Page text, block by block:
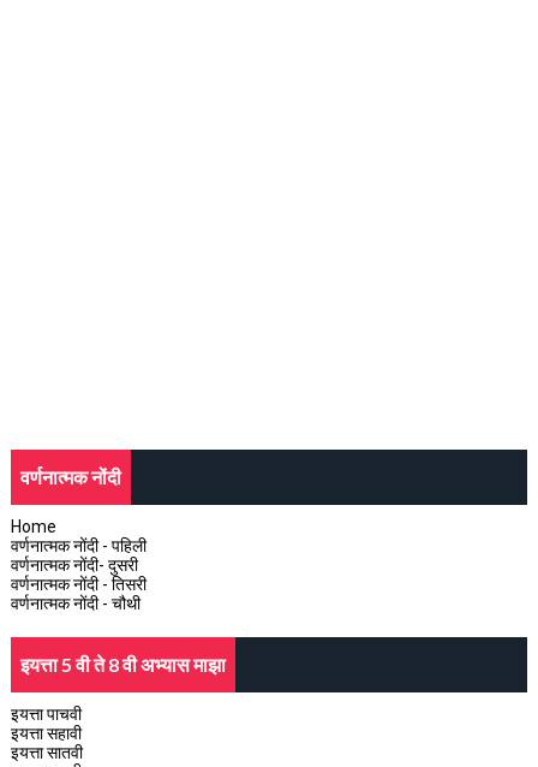
वर्णनात्मक नोंदी
Home
वर्णनात्मक नोंदी - पहिली
वर्णनात्मक नोंदी- दुसरी
वर्णनात्मक नोंदी - तिसरी
वर्णनात्मक नोंदी - चौथी
इयत्ता 5 वी ते 8 वी अभ्यास माझा
इयत्ता पाचवी
इयत्ता सहावी
इयत्ता सातवी